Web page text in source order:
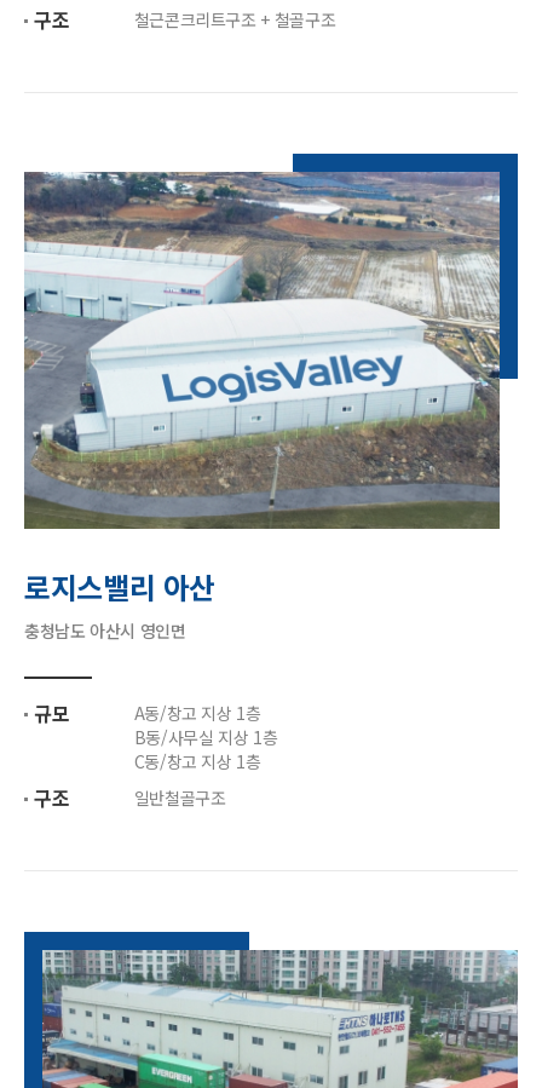
구조 철근콘크리트구조 + 철골구조
로지스밸리 아산
충청남도 아산시 영인면
규모
A동/창고 지상 1층
B동/사무실 지상 1층
C동/창고 지상 1층
구조 일반철골구조